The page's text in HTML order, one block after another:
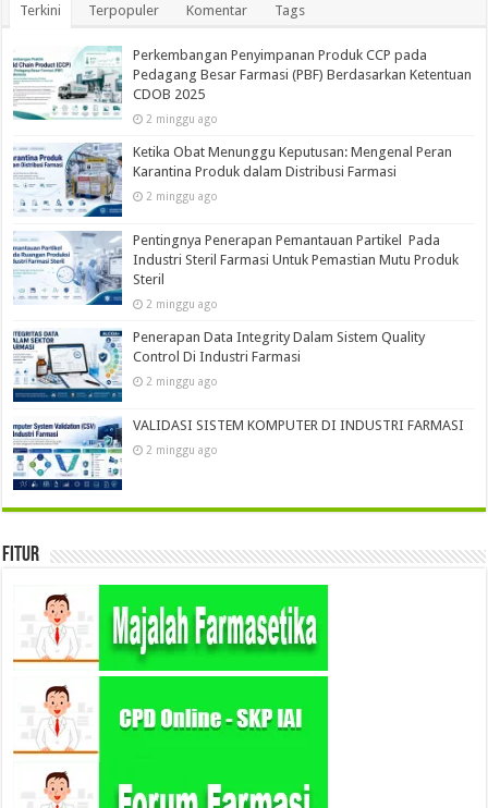
Terkini Terpopuler Komentar Tags
Perkembangan Penyimpanan Produk CCP pada
Pedagang Besar Farmasi (PBF) Berdasarkan Ketentuan
CDOB 2025
2 minggu ago
Ketika Obat Menunggu Keputusan: Mengenal Peran
Karantina Produk dalam Distribusi Farmasi
2 minggu ago
Pentingnya Penerapan Pemantauan Partikel Pada
Industri Steril Farmasi Untuk Pemastian Mutu Produk
Steril
2 minggu ago
Penerapan Data Integrity Dalam Sistem Quality
Control Di Industri Farmasi
2 minggu ago
VALIDASI SISTEM KOMPUTER DI INDUSTRI FARMASI
2 minggu ago
Fitur